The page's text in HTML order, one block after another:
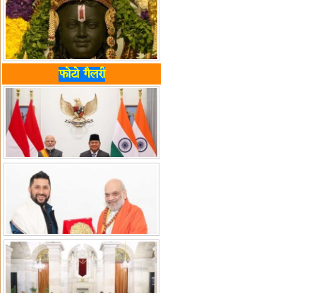
फोटो गैलरी